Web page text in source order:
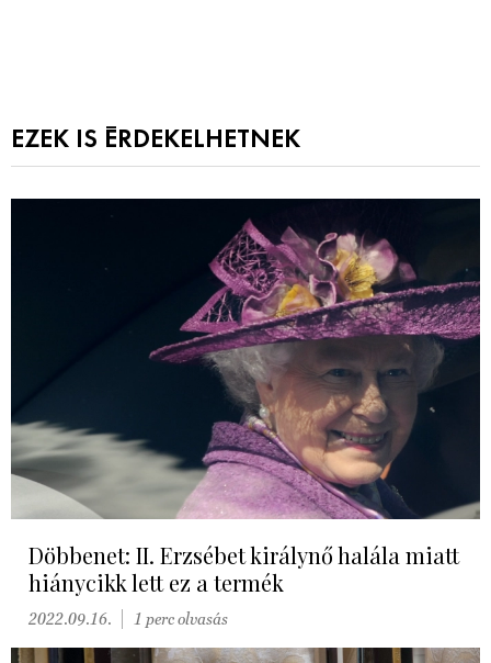
EZEK IS ÉRDEKELHETNEK
Döbbenet: II. Erzsébet királynő halála miatt
hiánycikk lett ez a termék
2022.09.16. 1 perc olvasás